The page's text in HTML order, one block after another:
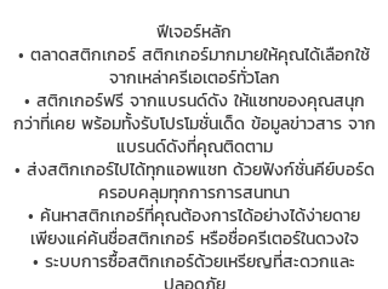
ฟีเจอร์หลัก
• ตลาดสติกเกอร์ สติกเกอร์มากมายให้คุณได้เลือกใช้
จากเหล่าครีเอเตอร์ทั่วโลก
• สติกเกอร์ฟรี จากแบรนด์ดัง ให้แชทของคุณสนุก
กว่าที่เคย พร้อมทั้งรับโปรโมชั่นเด็ด ข้อมูลข่าวสาร จาก
แบรนด์ดังที่คุณติดตาม
• ส่งสติกเกอร์ไปได้ทุกแอพแชท ด้วยฟังก์ชั่นคีย์บอร์ด
ครอบคลุมทุกการการสนทนา
• ค้นหาสติกเกอร์ที่คุณต้องการได้อย่างได้ง่ายดาย
เพียงแค่ค้นชื่อสติกเกอร์ หรือชื่อครีเตอร์ในดวงใจ
• ระบบการซื้อสติกเกอร์ด้วยเหรียญที่สะดวกและ